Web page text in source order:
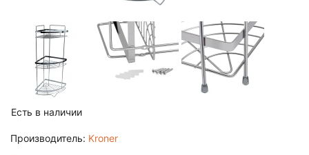
Есть в наличии
Производитель: Kroner